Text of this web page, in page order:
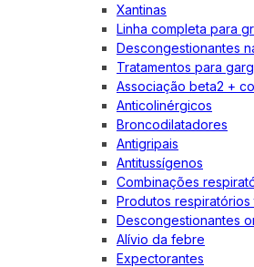
Xantinas
Linha completa para
Descongestionantes
Tratamentos para
Associação beta2 +
Anticolinérgicos
Broncodilatadores
Antigripais
Antitussígenos
Combinações
Produtos respiratórios
Descongestionantes
Alívio da febre
Expectorantes